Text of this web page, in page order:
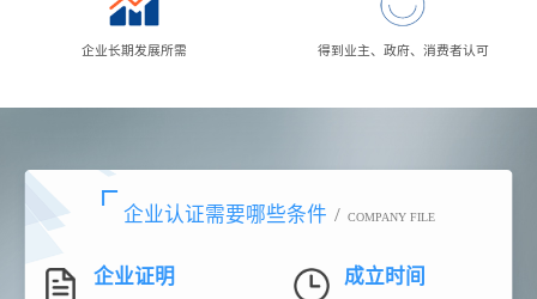
企业长期发展所需 得到业主、政府、消费者认可
企业认证需要哪些条件 / COMPANY FILE
企业证明 成立时间